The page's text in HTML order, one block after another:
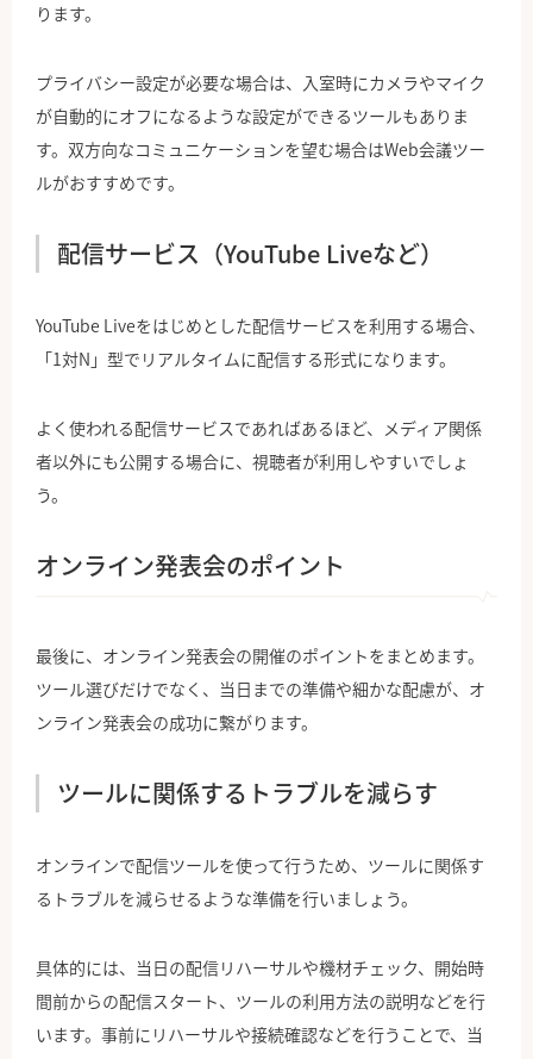
ります。
プライバシー設定が必要な場合は、入室時にカメラやマイク
が自動的にオフになるような設定ができるツールもありま
す。双方向なコミュニケーションを望む場合はWeb会議ツー
ルがおすすめです。
配信サービス（YouTube Liveなど）
YouTube Liveをはじめとした配信サービスを利用する場合、
「1対N」型でリアルタイムに配信する形式になります。
よく使われる配信サービスであればあるほど、メディア関係
者以外にも公開する場合に、視聴者が利用しやすいでしょ
う。
オンライン発表会のポイント
最後に、オンライン発表会の開催のポイントをまとめます。
ツール選びだけでなく、当日までの準備や細かな配慮が、オ
ンライン発表会の成功に繋がります。
ツールに関係するトラブルを減らす
オンラインで配信ツールを使って行うため、ツールに関係す
るトラブルを減らせるような準備を行いましょう。
具体的には、当日の配信リハーサルや機材チェック、開始時
間前からの配信スタート、ツールの利用方法の説明などを行
います。事前にリハーサルや接続確認などを行うことで、当